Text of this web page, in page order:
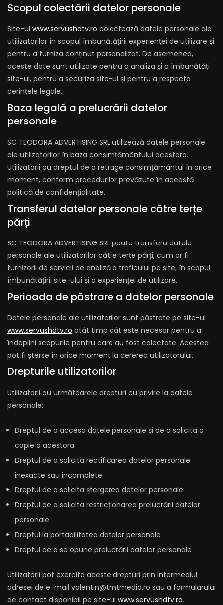
Scopul colectării datelor personale
Site-ul www.servushdtv.ro colectează datele personale ale
utilizatorilor în scopul îmbunătățirii experienței de utilizare și
pentru a furniza conținut personalizat. De asemenea,
aceste date sunt utilizate pentru a analiza și a îmbunătăți
site-ul, pentru a securiza site-ul și pentru a respecta
cerințele legale.
Baza legală a prelucrării datelor
personale
SC TEODORA ADVERTISING SRL utilizează datele personale
ale utilizatorilor în baza consimțământului acestora.
Utilizatorii au dreptul de a retrage consimțământul în orice
moment, conform procedurilor prevăzute în această
politică de confidențialitate.
Transferul datelor personale către terțe
părți
SC TEODORA ADVERTISING SRL poate transfera datele
personale ale utilizatorilor către terțe părți, cum ar fi
furnizorii de servicii de analiză a traficului pe site, în scopul
îmbunătățirii site-ului și a experienței de utilizare.
Perioada de păstrare a datelor personale
Datele personale ale utilizatorilor sunt păstrate pe site-ul
www.servushdtv.ro atât timp cât este necesar pentru a
îndeplini scopurile pentru care au fost colectate. Acestea
pot fi șterse în orice moment la cererea utilizatorului.
Drepturile utilizatorilor
Utilizatorii au următoarele drepturi cu privire la datele
personale:
Dreptul de a accesa datele personale și de a solicita o
copie a acestora
Dreptul de a solicita rectificarea datelor personale
inexacte sau incomplete
Dreptul de a solicita ștergerea datelor personale
Dreptul de a solicita restricționarea prelucrării datelor
personale
Dreptul la portabilitatea datelor personale
Dreptul de a se opune prelucrării datelor personale
Utilizatorii pot exercita aceste drepturi prin intermediul
adresei de e-mail valentin@tmtmedia.ro sau a formularului
de contact disponibil pe site-ul www.servushdtv.ro.